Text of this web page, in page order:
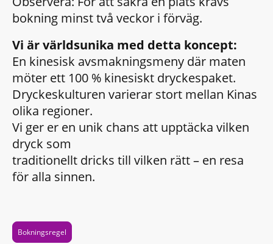
bokning minst två veckor i förväg.
Vi är världsunika med detta koncept:
En kinesisk avsmakningsmeny där maten
möter ett 100 % kinesiskt dryckespaket.
Dryckeskulturen varierar stort mellan Kinas
olika regioner.
Vi ger er en unik chans att upptäcka vilken
dryck som
traditionellt dricks till vilken rätt – en resa
för alla sinnen.
Bokningsregel